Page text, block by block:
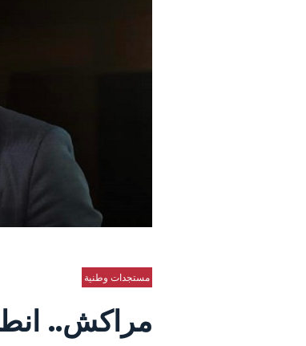
مستجدات وطنية